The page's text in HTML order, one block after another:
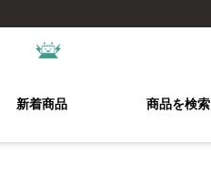
新着商品 商品を検索